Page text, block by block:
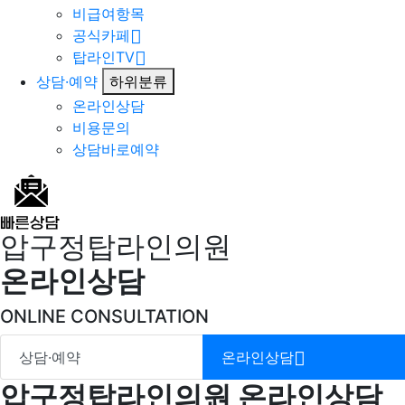
비급여항목
공식카페
탑라인TV
상담·예약
하위분류
온라인상담
비용문의
상담바로예약
압구정탑라인의원
온라인상담
ONLINE CONSULTATION
상담·예약 온라인상담
압구정탑라인의원 온라인상담